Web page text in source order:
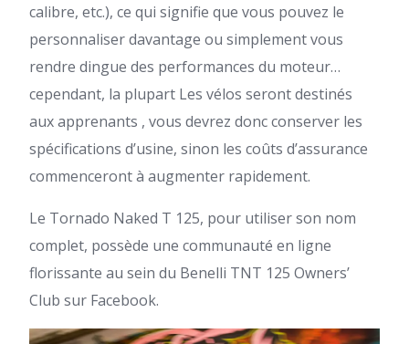
calibre, etc.), ce qui signifie que vous pouvez le
personnaliser davantage ou simplement vous
rendre dingue des performances du moteur…
cependant, la plupart Les vélos seront destinés
aux apprenants , vous devrez donc conserver les
spécifications d’usine, sinon les coûts d’assurance
commenceront à augmenter rapidement.
Le Tornado Naked T 125, pour utiliser son nom
complet, possède une communauté en ligne
florissante au sein du Benelli TNT 125 Owners’
Club sur Facebook.